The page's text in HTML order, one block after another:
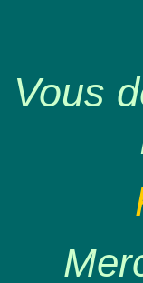
Vous